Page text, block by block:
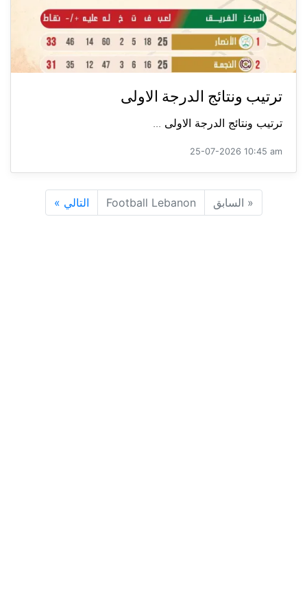
ترتيب ونتائج الدرجة الاولى
ترتيب ونتائج الدرجة الاولى ...
25-07-2026 10:45 am
« السابق Football Lebanon التالي »